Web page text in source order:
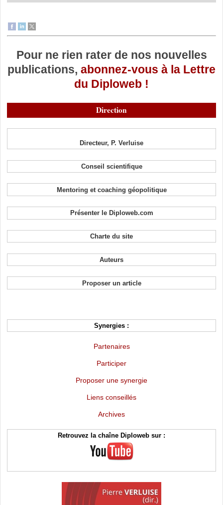
Pour ne rien rater de nos nouvelles
publications, abonnez-vous à la Lettre
du Diploweb !
Direction
Directeur, P. Verluise
Conseil scientifique
Mentoring et coaching géopolitique
Présenter le Diploweb.com
Charte du site
Auteurs
Proposer un article
Synergies :
Partenaires
Participer
Proposer une synergie
Liens conseillés
Archives
Retrouvez la chaîne Diploweb sur :